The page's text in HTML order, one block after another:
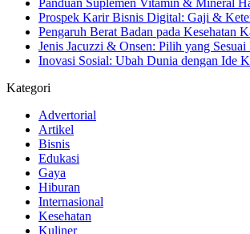
Prospek Karir Bisnis Digital: Gaji &
Pengaruh Berat Badan pada Kesehatan
Jenis Jacuzzi & Onsen: Pilih yang
Inovasi Sosial: Ubah Dunia dengan Ide
Kategori
Advertorial
Artikel
Bisnis
Edukasi
Gaya
Hiburan
Internasional
Kesehatan
Kuliner